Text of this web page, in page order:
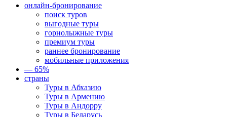
онлайн-бронирование
поиск туров
выгодные туры
горнолыжные туры
премиум туры
раннее бронирование
мобильные приложения
— 65%
страны
Туры в Абхазию
Туры в Армению
Туры в Андорру
Туры в Беларусь